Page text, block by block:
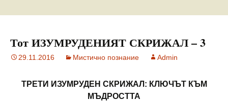
Тот ИЗУМРУДЕНИЯТ СКРИЖАЛ – 3
29.11.2016 Мистично познание Admin
ТРЕТИ ИЗУМРУДЕН СКРИЖАЛ: КЛЮЧЪТ КЪМ
МЪДРОСТТА